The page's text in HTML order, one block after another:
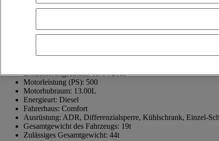
Kontakt über WhatsappNachricht senden
Erstzulassungsdatum: 05/04/2019
Motorleistung (PS): 500
Motorhubraum: 13.00L
Energieart: Diesel
Fahrerhaus: Comfort
Ausrüstung: ADR, Differenzialsperre, Kühlschrank, Einzel-
Gesamtgewicht des Fahrzeugs: 19t
Zulässiges Gesamtgewicht: 44t